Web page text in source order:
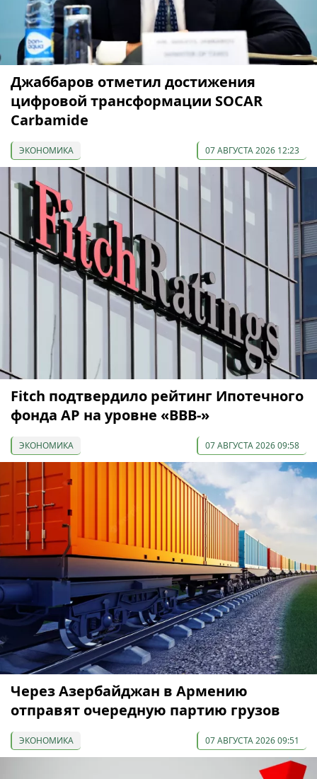
Джаббаров отметил достижения
цифровой трансформации SOCAR
Carbamide
ЭКОНОМИКА 07 АВГУСТА 2026 12:23
Fitch подтвердило рейтинг Ипотечного
фонда АР на уровне «BBB-»
ЭКОНОМИКА 07 АВГУСТА 2026 09:58
Через Азербайджан в Армению
отправят очередную партию грузов
ЭКОНОМИКА 07 АВГУСТА 2026 09:51